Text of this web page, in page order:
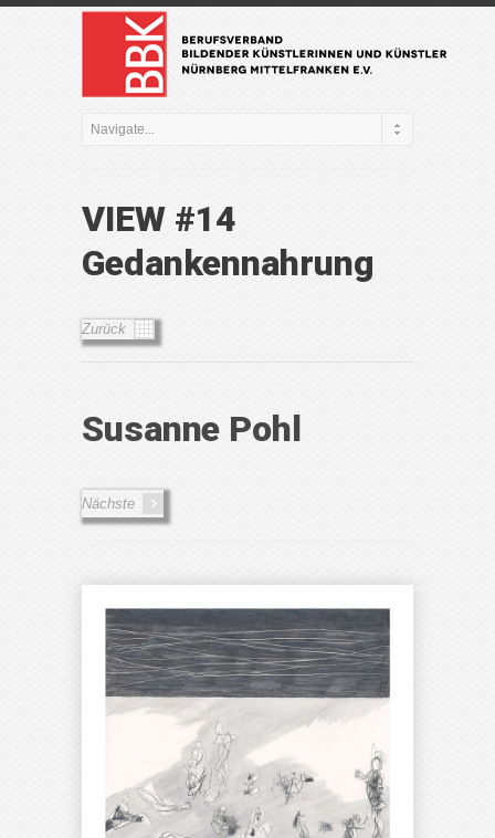
VIEW #14
Gedankennahrung
Zurück
Susanne Pohl
Nächste